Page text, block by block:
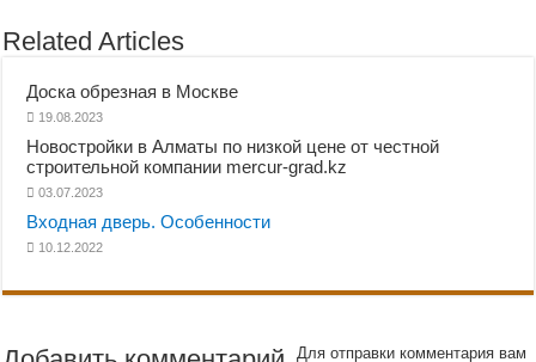
Related Articles
Доска обрезная в Москве
19.08.2023
Новостройки в Алматы по низкой цене от честной
строительной компании mercur-grad.kz
03.07.2023
Входная дверь. Особенности
10.12.2022
Для отправки комментария вам